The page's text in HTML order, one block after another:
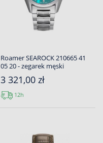
Roamer SEAROCK 210665 41
05 20 - zegarek męski
3 321,00 zł
12h